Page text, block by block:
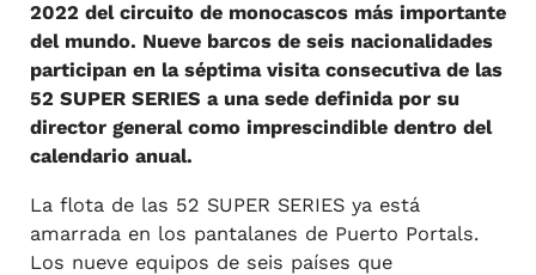
2022 del circuito de monocascos más importante
del mundo. Nueve barcos de seis nacionalidades
participan en la séptima visita consecutiva de las
52 SUPER SERIES a una sede definida por su
director general como imprescindible dentro del
calendario anual.
La flota de las 52 SUPER SERIES ya está
amarrada en los pantalanes de Puerto Portals.
Los nueve equipos de seis países que